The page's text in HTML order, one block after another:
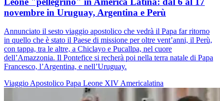
novembre in Uruguay, Argentina e Perù
Annunciato il sesto viaggio apostolico che vedrà il Papa far ritorno
in quello che è stato il Paese di missione per oltre vent’anni, il Perù,
con tappa, tra le altre, a Chiclayo e Pucallpa, nel cuore
dell’Amazzonia. Il Pontefice si recherà poi nella terra natale di Papa
Francesco, l’Argentina, e nell’Uruguay.
Viaggio Apostolico Papa Leone XIV Americalatina